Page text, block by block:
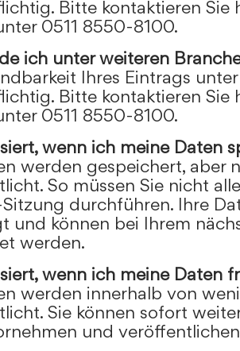
Bitte kontaktieren Sie
0511 8550-8100.
ich unter weiteren
Ihres Eintrags
Bitte kontaktieren Sie
0511 8550-8100.
wenn ich meine Daten
werden gespeichert, aber
So müssen Sie nicht
durchführen. Ihre
und können bei Ihrem
werden.
wenn ich meine Daten
werden innerhalb von
Sie können sofort
und